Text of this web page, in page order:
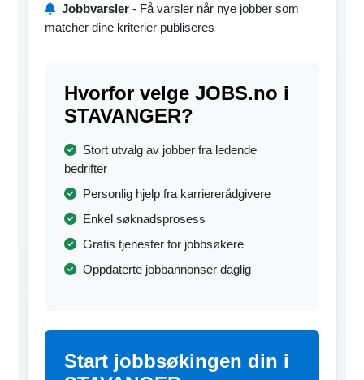
Jobbvarsler - Få varsler når nye jobber som
matcher dine kriterier publiseres
Hvorfor velge JOBS.no i
STAVANGER?
Stort utvalg av jobber fra ledende
bedrifter
Personlig hjelp fra karriererådgivere
Enkel søknadsprosess
Gratis tjenester for jobbsøkere
Oppdaterte jobbannonser daglig
Start jobbsøkingen din i